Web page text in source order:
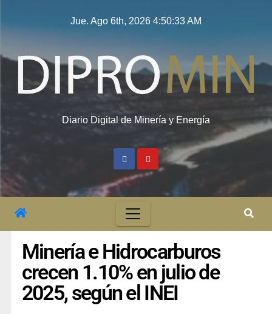
Jue. Ago 6th, 2026 4:50:34 AM
Diario Digital de Minería y Energía
Minería e Hidrocarburos
crecen 1.10% en julio de
2025, según el INEI